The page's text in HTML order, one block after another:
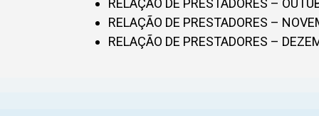
RELAÇÃO DE PRESTADORES –
RELAÇÃO DE PRESTADORES –
RELAÇÃO DE PRESTADORES –